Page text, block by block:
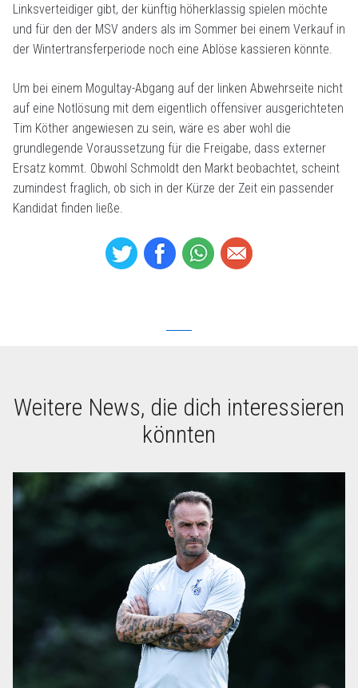
Linksverteidiger gibt, der künftig höherklassig spielen möchte
und für den der MSV anders als im Sommer bei einem Verkauf in
der Wintertransferperiode noch eine Ablöse kassieren könnte.
Um bei einem Mogultay-Abgang auf der linken Abwehrseite nicht
auf eine Notlösung mit dem eigentlich offensiver ausgerichteten
Tim Köther angewiesen zu sein, wäre es aber wohl die
grundlegende Voraussetzung für die Freigabe, dass externer
Ersatz kommt. Obwohl Schmoldt den Markt beobachtet, scheint
zumindest fraglich, ob sich in der Kürze der Zeit ein passender
Kandidat finden ließe.
Weitere News, die dich interessieren
könnten